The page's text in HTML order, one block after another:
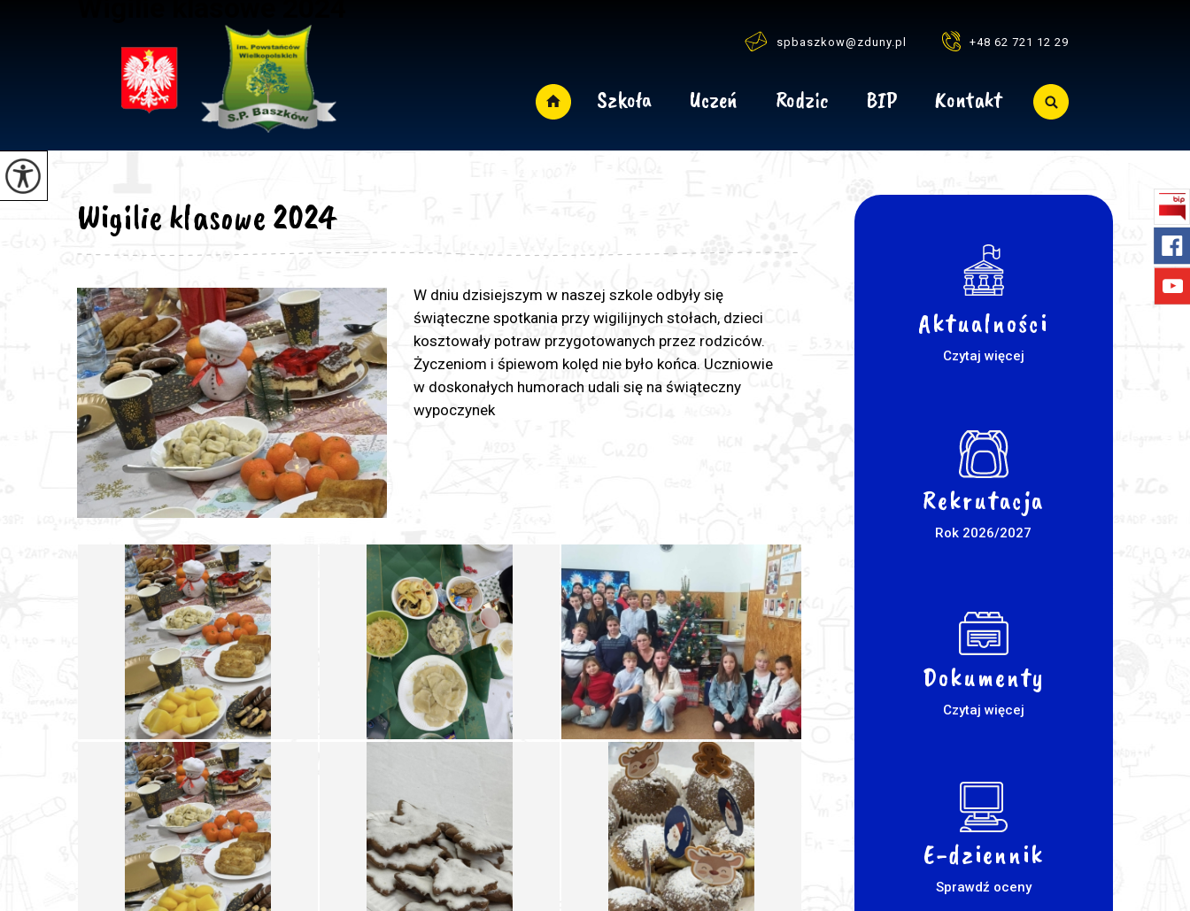
spbaszkow@zduny.pl +48 62 721 12 29
Szkoła Uczeń Rodzic BIP Kontakt
Wigilie klasowe 2024
W dniu dzisiejszym w naszej szkole odbyły się
świąteczne spotkania przy wigilijnych stołach, dzieci
kosztowały potraw przygotowanych przez rodziców.
Życzeniom i śpiewom kolęd nie było końca. Uczniowie
w doskonałych humorach udali się na świąteczny
wypoczynek
Aktualności
Czytaj więcej
Rekrutacja
Rok 2026/2027
Dokumenty
Czytaj więcej
E-dziennik
Sprawdź oceny